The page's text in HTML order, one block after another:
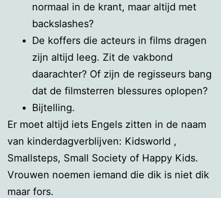
normaal in de krant, maar altijd met
backslashes?
De koffers die acteurs in films dragen
zijn altijd leeg. Zit de vakbond
daarachter? Of zijn de regisseurs bang
dat de filmsterren blessures oplopen?
Bijtelling.
Er moet altijd iets Engels zitten in de naam
van kinderdagverblijven: Kidsworld ,
Smallsteps, Small Society of Happy Kids.
Vrouwen noemen iemand die dik is niet dik
maar fors.